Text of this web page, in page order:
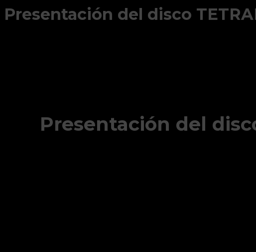
Presentación del disco
Presentación del